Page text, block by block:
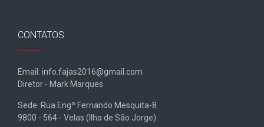
CONTATOS
Email: info.fajas2016@gmail.com
Diretor - Mark Marques
Sede: Rua Engº Fernando Mesquita-8
9800 - 564 - Velas (Ilha de São Jorge)